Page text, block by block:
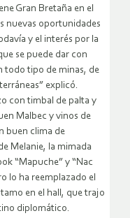
Gran Bretaña en el
nuevas oportunidades
y el interés por la
se puede dar con
todo tipo de minas, de
explicó.
con timbal de palta y
Malbec y vinos de
buen clima de
Melanie, la mimada
“Mapuche” y “Nac
lo ha reemplazado el
en el hall, que trajo
diplomático.